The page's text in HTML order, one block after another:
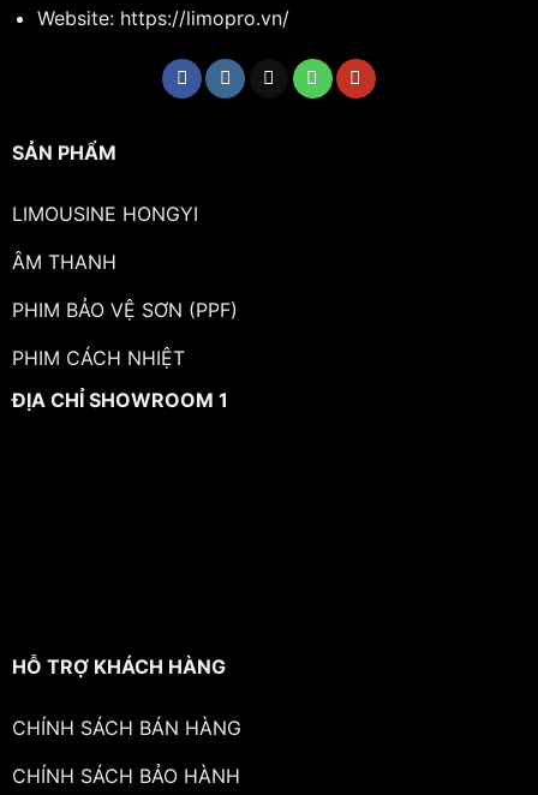
Website: https://limopro.vn/
SẢN PHẨM
LIMOUSINE HONGYI
ÂM THANH
PHIM BẢO VỆ SƠN (PPF)
PHIM CÁCH NHIỆT
ĐỊA CHỈ SHOWROOM 1
HỖ TRỢ KHÁCH HÀNG
CHÍNH SÁCH BÁN HÀNG
CHÍNH SÁCH BẢO HÀNH